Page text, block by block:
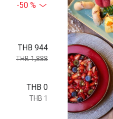
-50 %
THB 944
THB 1,888
THB 0
THB 1